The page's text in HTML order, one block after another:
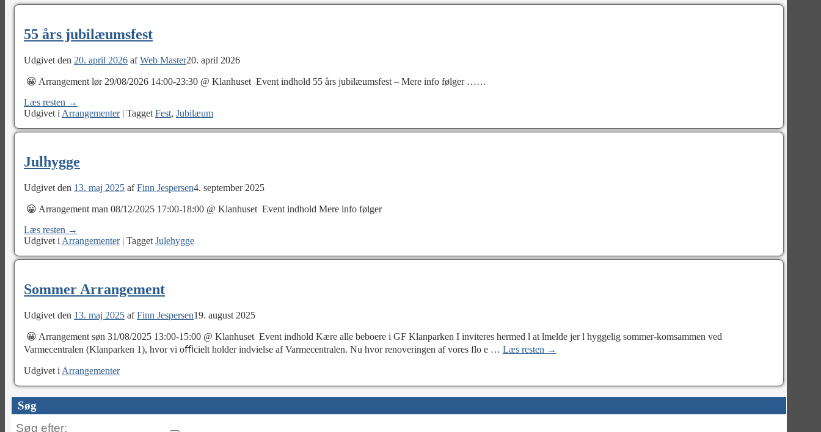
55 års jubilæumsfest
Udgivet den 20. april 2026 afWeb Master20. april 2026
😀 Arrangement lør 29/08/2026 14:00-23:30 @ Klanhuset Event indhold 55 års jubilæumsfest – Mere info følger ……
Læs resten →
Udgivet i Arrangementer| Tagget Fest, Jubilæum
Julhygge
Udgivet den 13. maj 2025 afFinn Jespersen4. september 2025
😀 Arrangement man 08/12/2025 17:00-18:00 @ Klanhuset Event indhold Mere info følger
Læs resten →
Udgivet i Arrangementer| Tagget Julehygge
Sommer Arrangement
Udgivet den 13. maj 2025 afFinn Jespersen19. august 2025
😀 Arrangement søn 31/08/2025 13:00-15:00 @ Klanhuset Event indhold Kære alle beboere i GF Klanparken I inviteres hermed l at lmelde jer l hyggelig sommer-komsammen ved
Varmecentralen (Klanparken 1), hvor vi oﬃcielt holder indvielse af Varmecentralen. Nu hvor renoveringen af vores flo e … Læs resten →
Udgivet i Arrangementer
Søg
Søg